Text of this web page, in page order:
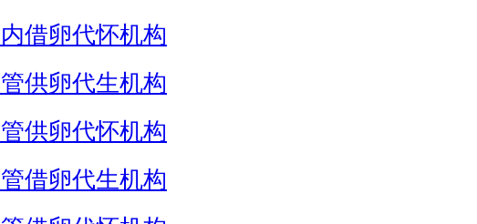
借卵代怀机构
供卵代生机构
供卵代怀机构
借卵代生机构